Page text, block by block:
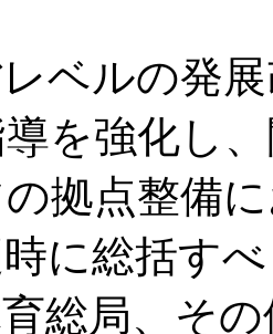
ベルの発
を強化し
拠点整備
に総括す
総局、そ